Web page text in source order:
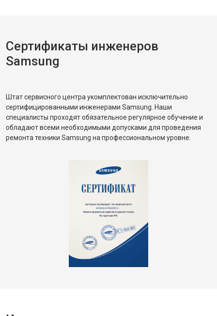
Сертификаты инженеров
Samsung
Штат сервисного центра укомплектован исключительно
сертифицированными инженерами Samsung. Наши
специалисты проходят обязательное регулярное обучение и
обладают всеми необходимыми допусками для проведения
ремонта техники Samsung на профессиональном уровне.